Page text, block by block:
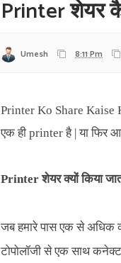
Printer शेयर
Umesh 8:11 Pm
Printer Ko Share Kaise
एक ही printer है | या फिर
Printerशेयर क्यों किया
जब हमारे पास एक से अधिक
टोपोलॉजी से एक साथ